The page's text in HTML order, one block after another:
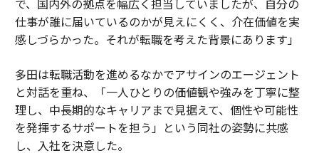
で、国内外の拠点を幅広く担当していましたが、自分の
仕事が誰に届いているのかが見えにくく、介在価値を実
感しづらかった。それが転職を考えた背景にあります」
多田は転職活動を進めるなかでアサインのエージェント
と対話を重ね、「一人ひとりの価値観や強みを丁寧に整
理し、中長期的なキャリアまで見据えて、個性や可能性
を発揮するサポートを担う」という同社の姿勢に共感
し、入社を決意した。